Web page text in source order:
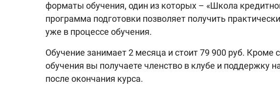
форматы обучения, один из которых – «Школа
программа подготовки позволяет получить
уже в процессе обучения.
Обучение занимает 2 месяца и стоит 79 900 руб. Кроме
обучения вы получаете членство в клубе и поддержку
после окончания курса.